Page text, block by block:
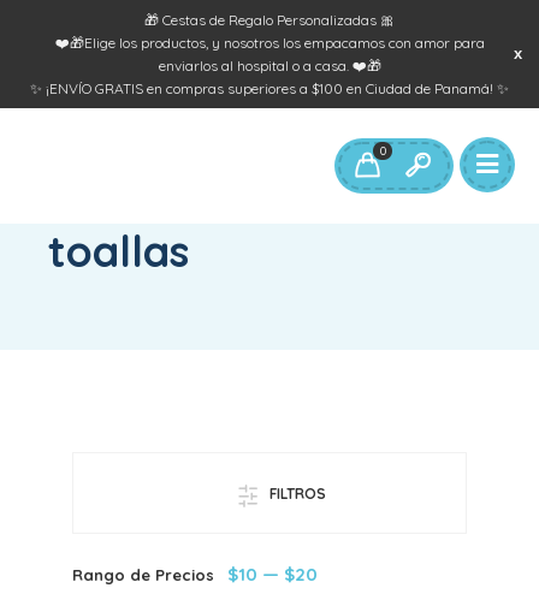
🎁 Cestas de Regalo Personalizadas 🎀
❤️🎁Elige los productos, y nosotros los empacamos con amor para
enviarlos al hospital o a casa. ❤️🎁
✨ ¡ENVÍO GRATIS en compras superiores a $100 en Ciudad de Panamá! ✨
0
PRODUCTOS ETIQUETADOS “TOALLAS”
toallas
FILTROS
Rango de Precios $10 — $20